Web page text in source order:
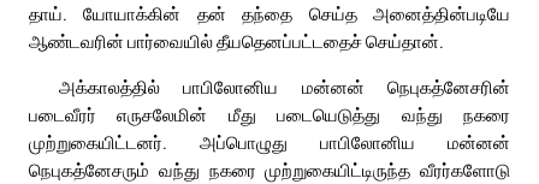
தாய். யோயாக்கின் தன் தந்தை செய்த அனைத்தின்படியே
ஆண்டவரின் பார்வையில் தீயதெனப்பட்டதைச் செய்தான்.
அக்காலத்தில் பாபிலோனிய மன்னன் நெபுகத்னேசரின்
படைவீரர் எருசலேமின் மீது படையெடுத்து வந்து நகரை
முற்றுகையிட்டனர். அப்பொழுது பாபிலோனிய மன்னன்
நெபுகத்னேசரும் வந்து நகரை முற்றுகையிட்டிருந்த வீரர்களோடு